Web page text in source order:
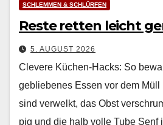
SCHLEMMEN & SCHLÜRFEN
Reste retten leicht
5. AUGUST 2026
Clevere Küchen-Hacks: So
gebliebenes Essen vor dem
sind ver­welkt, das Obst
pig und die halb volle Tube Senf